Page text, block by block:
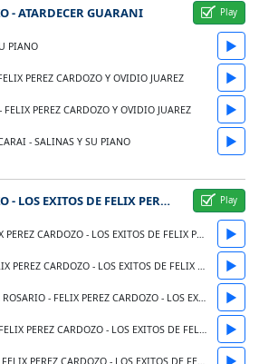
- ATARDECER GUARANI
PIANO ▶
PEREZ CARDOZO Y OVIDIO JUAREZ ▶
PEREZ CARDOZO Y OVIDIO JUAREZ ▶
- SALINAS Y SU PIANO ▶
FELIX PEREZ CARDOZO - LOS EXITOS DE FELIX PEREZ CARDOZO
CARDOZO - LOS EXITOS DE FELIX PEREZ CARDOZO ▶
CARDOZO - LOS EXITOS DE FELIX PEREZ CARDOZO ▶
PEREZ CARDOZO - LOS EXITOS DE FELIX PEREZ CARDOZO ▶
CARDOZO - LOS EXITOS DE FELIX PEREZ CARDOZO ▶
CARDOZO - LOS EXITOS DE FELIX PEREZ CARDOZO